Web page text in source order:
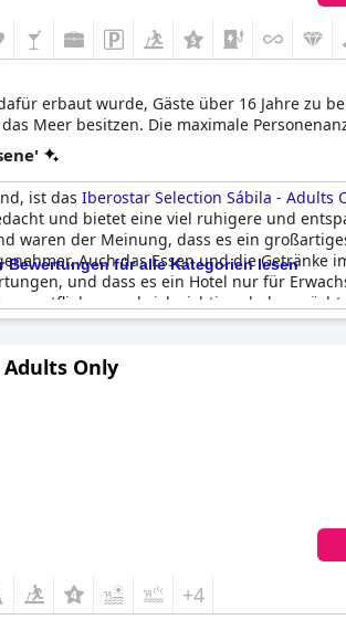
erbaut wurde, Gäste über 16 Jahre zu
Meer besitzen. Die maximale
ist das Iberostar Selection Sábila - Adults
und bietet eine viel ruhigere und
waren der Meinung, dass es ein
Auch das Essen und die Getränke
und dass es ein Hotel nur für
entfliehen und sich richtig erholen
Bewertungen für alle Kategorien lesen
Only
+4